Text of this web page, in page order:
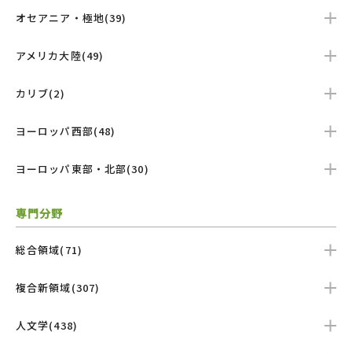
オセアニア・極地(39)
アメリカ大陸(49)
カリブ(2)
ヨーロッパ西部(48)
ヨーロッパ東部・北部(30)
専門分野
総合領域(71)
複合新領域(307)
人文学(438)